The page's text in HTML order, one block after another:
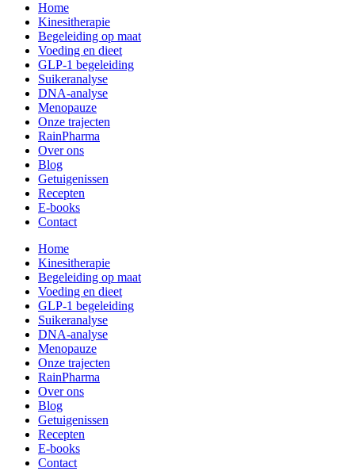
Home
Kinesitherapie
Begeleiding op maat
Voeding en dieet
GLP-1 begeleiding
Suikeranalyse
DNA-analyse
Menopauze
Onze trajecten
RainPharma
Over ons
Blog
Getuigenissen
Recepten
E-books
Contact
Home
Kinesitherapie
Begeleiding op maat
Voeding en dieet
GLP-1 begeleiding
Suikeranalyse
DNA-analyse
Menopauze
Onze trajecten
RainPharma
Over ons
Blog
Getuigenissen
Recepten
E-books
Contact